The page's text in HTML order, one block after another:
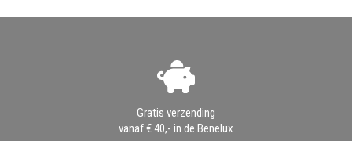
Gratis verzending
vanaf € 40,- in de Benelux